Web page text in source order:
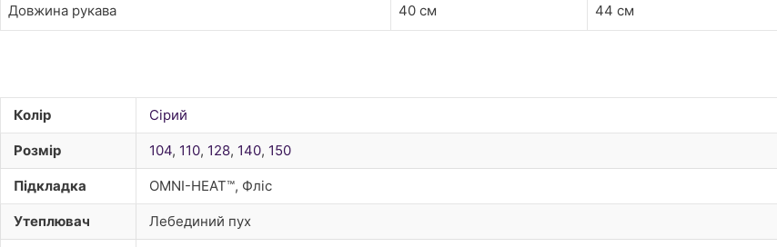
Довжина рукава 40 см 44 см
Колір Сірий
Розмір 104, 110, 128, 140, 150
Підкладка OMNI-HEAT™, Фліс
Утеплювач Лебединий пух